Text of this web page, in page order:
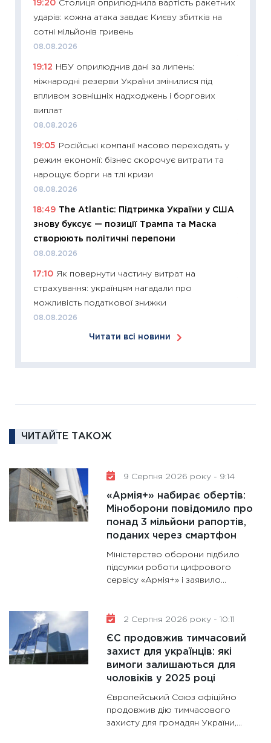
19:20 Столиця оприлюднила вартість ракетних
ударів: кожна атака завдає Києву збитків на
сотні мільйонів гривень
08.08.2026
19:12
НБУ оприлюднив дані за липень:
міжнародні резерви України змінилися під
впливом зовнішніх надходжень і боргових
виплат
08.08.2026
19:05
Російські компанії масово переходять у
режим економії: бізнес скорочує витрати та
нарощує борги на тлі кризи
08.08.2026
18:49
The Atlantic: Підтримка України у США
знову буксує — позиції Трампа та Маска
створюють політичні перепони
08.08.2026
17:10 Як повернути частину витрат на
страхування: українцям нагадали про
можливість податкової знижки
08.08.2026
Читати всі новини
11:30
ЧИТАЙТЕ ТАКОЖ
9 Серпня 2026 року - 9:14
«Армія+» набирає обертів:
Міноборони повідомило про
понад 3 мільйони рапортів,
поданих через смартфон
Міністерство оборони підбило
підсумки роботи цифрового
сервісу «Армія+» і заявило...
2 Серпня 2026 року - 10:11
ЄС продовжив тимчасовий
захист для українців: які
вимоги залишаються для
чоловіків у 2025 році
Європейський Союз офіційно
продовжив дію тимчасового
захисту для громадян України,...